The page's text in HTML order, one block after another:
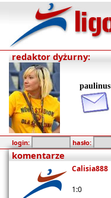
redaktor dyżurny:
paulinus
login: hasło:
komentarze
Calisia888
1:0